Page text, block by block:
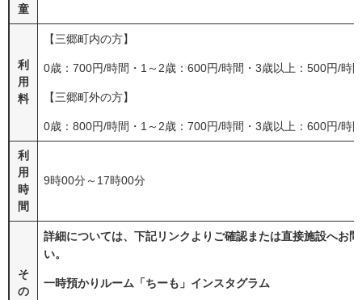
童
利
用
料
【三郷町内の方】
0歳：700円/時間・1～2歳：600円/時間・3歳以上：500円/時
【三郷町外の方】
0歳：800円/時間・1～2歳：700円/時間・3歳以上：600円/時
利
用
時
間
9時00分～17時00分
そ
の
詳細については、下記リンクよりご確認または直接施設へお
い。
一時預かりルーム「ちーも」インスタグラム